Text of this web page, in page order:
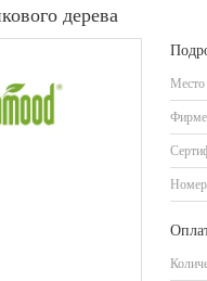
дерева
Место